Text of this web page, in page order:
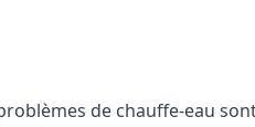
de chauffe-eau